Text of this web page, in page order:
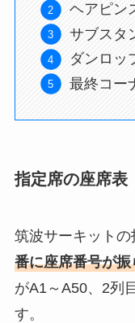
ヘアピン
サブスタ
ダンロッ
最終コー
指定席の座席表
筑波サーキットの
番に座席番号が
がA1～A50、2列
す。